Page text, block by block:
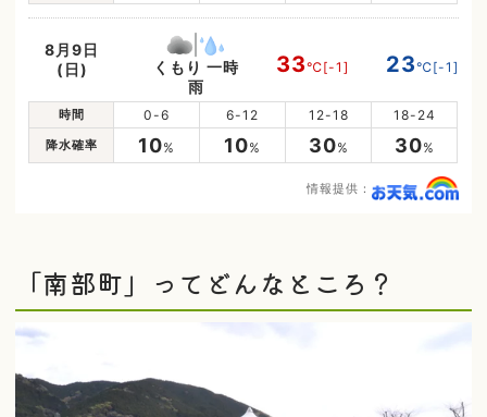
8月9日
(日)
くもり 一時
雨
33℃[-1] 23℃[-1]
時間 0-6 6-12 12-18 18-24
降水確率 10% 10% 30% 30%
情報提供：
「南部町」ってどんなところ？